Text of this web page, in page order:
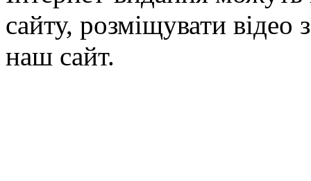
сайту, розміщувати відео
наш сайт.